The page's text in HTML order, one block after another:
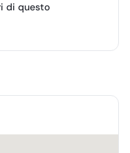
di questo